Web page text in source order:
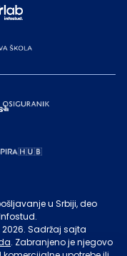
u Srbiji, deo
2026. Sadržaj sajta
. Zabranjeno je njegovo